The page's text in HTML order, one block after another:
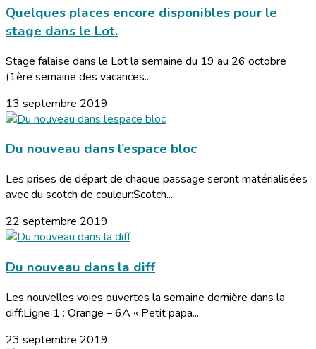
Quelques places encore disponibles pour le
stage dans le Lot.
Stage falaise dans le Lot la semaine du 19 au 26 octobre
(1ère semaine des vacances...
13 septembre 2019
Du nouveau dans l’espace bloc
Les prises de départ de chaque passage seront matérialisées
avec du scotch de couleur:Scotch...
22 septembre 2019
Du nouveau dans la diff
Les nouvelles voies ouvertes la semaine dernière dans la
diff:Ligne 1 : Orange – 6A « Petit papa...
23 septembre 2019